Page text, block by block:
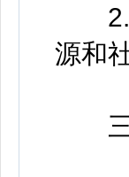
2.符
源和
三